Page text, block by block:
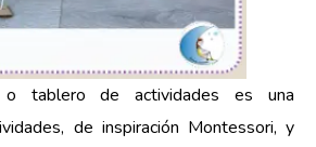
tablero de actividades es una
de inspiración Montessori, y